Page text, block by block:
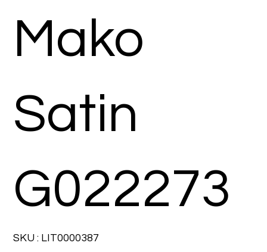
Mako
Satin
G022273
SKU : SKU
LIT0000387
LIT0000387